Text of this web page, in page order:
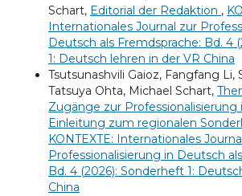
Schart, Editorial der Redaktion ,
Internationales Journal zur
Deutsch als Fremdsprache: Bd. 4
1: Deutsch lehren in der VR China
Tsutsunashvili Gaioz, Fangfang Li,
Tatsuya Ohta, Michael Schart,
Zugänge zur Professionalisierung
Einleitung zum regionalen
KONTEXTE: Internationales
Professionalisierung in Deutsch
Bd. 4 (2026): Sonderheft 1:
China